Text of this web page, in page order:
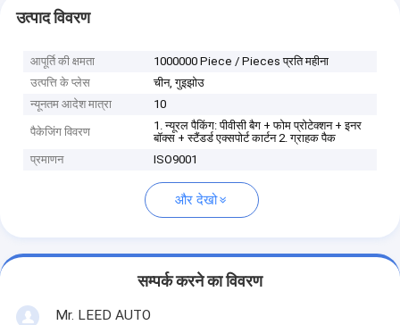
उत्पाद विवरण
आपूर्ति की क्षमता
1000000 Piece / Pieces प्रति महीना
उत्पत्ति के प्लेस
चीन, गुइझोउ
न्यूनतम आदेश मात्रा
10
पैकेजिंग विवरण
1. न्यूरल पैकिंग: पीवीसी बैग + फोम प्रोटेक्शन + इनर
बॉक्स + स्टैंडर्ड एक्सपोर्ट कार्टन 2. ग्राहक पैक
प्रमाणन
ISO9001
और देखो
सम्पर्क करने का विवरण
Mr. LEED AUTO